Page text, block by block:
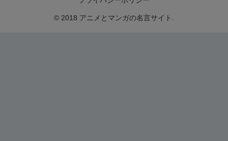
© 2018 アニメとマンガの名言サイト.